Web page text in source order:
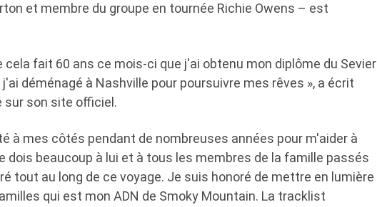
et membre du groupe en tournée Richie Owens – est
cela fait 60 ans ce mois-ci que j'ai obtenu mon diplôme du Sevier
déménagé à Nashville pour poursuivre mes rêves », a écrit
sur son site officiel.
à mes côtés pendant de nombreuses années pour m'aider à
dois beaucoup à lui et à tous les membres de la famille passés
tout au long de ce voyage. Je suis honoré de mettre en lumière
qui est mon ADN de Smoky Mountain. La tracklist